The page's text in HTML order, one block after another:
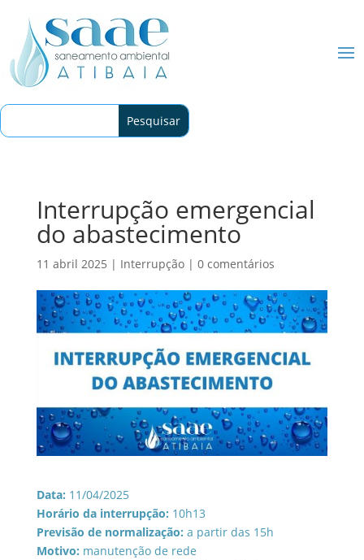
Interrupção emergencial
do abastecimento
11 abril 2025 | Interrupção| 0 comentários
Data: 11/04/2025
Horário da interrupção: 10h13
Previsão de normalização: a partir das 15h
Motivo: manutenção de rede